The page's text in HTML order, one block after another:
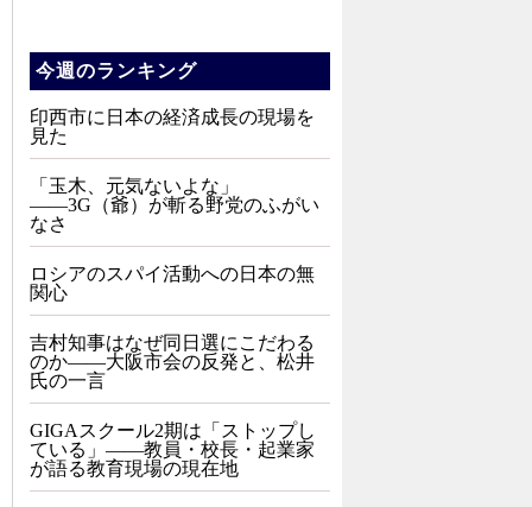
今週のランキング
印西市に日本の経済成長の現場を
見た
「玉木、元気ないよな」
――3G（爺）が斬る野党のふがい
なさ
ロシアのスパイ活動への日本の無
関心
吉村知事はなぜ同日選にこだわる
のか――大阪市会の反発と、松井
氏の一言
GIGAスクール2期は「ストップし
ている」——教員・校長・起業家
が語る教育現場の現在地